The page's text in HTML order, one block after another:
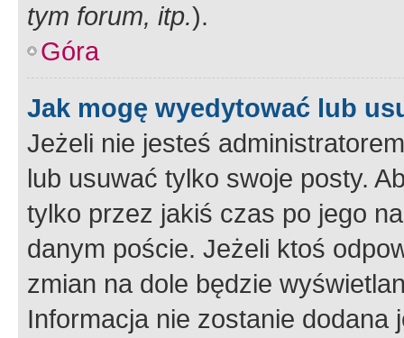
tym forum, itp.).
Góra
Jak mogę wyedytować lub
Jeżeli nie jesteś
lub usuwać tylko swoje posty.
tylko przez jakiś czas po jego
danym poście. Jeżeli ktoś
zmian na dole będzie
Informacja nie zostanie dodana